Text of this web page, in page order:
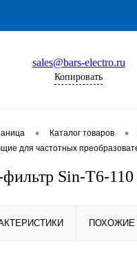
sales@bars-electro.ru
Копировать
• Каталог товаров •
для частотных
Sin-T6-
ПОХОЖИЕ